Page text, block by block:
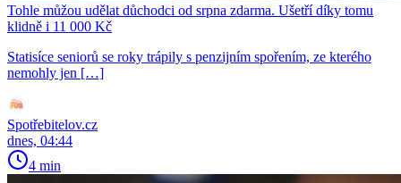
Tohle můžou udělat důchodci od srpna zdarma. Ušetří díky tomu
klidně i 11 000 Kč
Statisíce seniorů se roky trápily s penzijním spořením, ze kterého
nemohly jen […]
Spotřebitelov.cz
dnes, 04:44
4 min